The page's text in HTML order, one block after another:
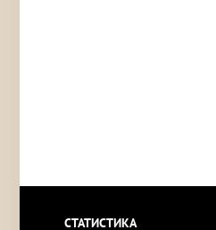
СТАТИСТИКА